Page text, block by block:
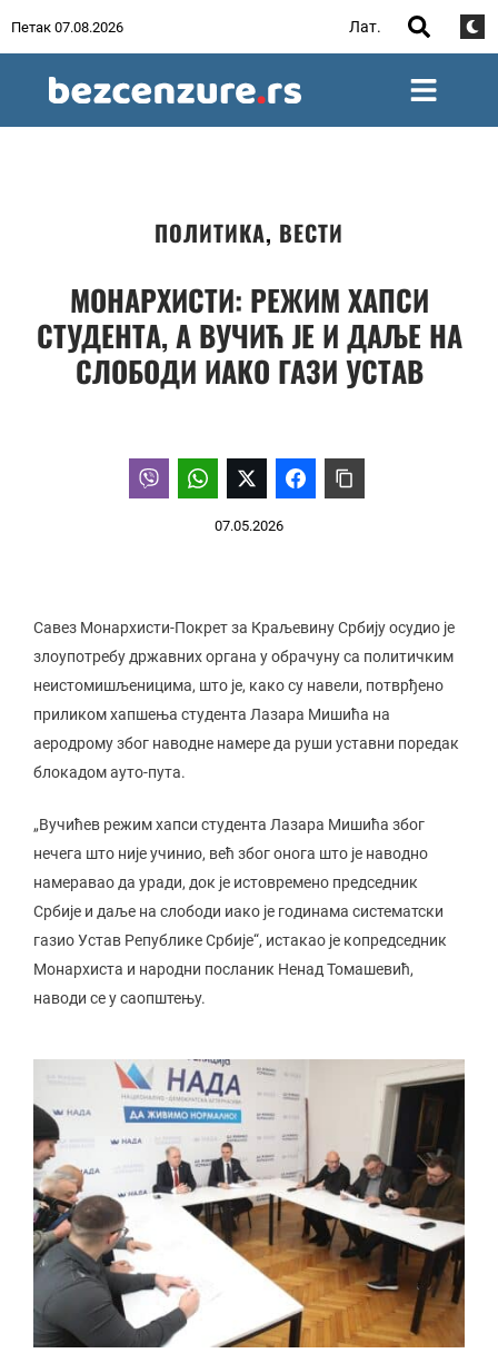
Петак 07.08.2026 Лат.
ПОЛИТИКА, ВЕСТИ
МОНАРХИСТИ: РЕЖИМ ХАПСИ
СТУДЕНТА, А ВУЧИЋ ЈЕ И ДАЉЕ НА
СЛОБОДИ ИАКО ГАЗИ УСТАВ
07.05.2026
Савез Монархисти-Покрет за Краљевину Србију осудио је
злоупотребу државних органа у обрачуну са политичким
неистомишљеницима, што је, како су навели, потврђено
приликом хапшења студента Лазара Мишића на
аеродрому због наводне намере да руши уставни поредак
блокадом ауто-пута.
„Вучићев режим хапси студента Лазара Мишића због
нечега што није учинио, већ због онога што је наводно
намеравао да уради, док је истовремено председник
Србије и даље на слободи иако је годинама систематски
газио Устав Републике Србије“, истакао је копредседник
Монархиста и народни посланик Ненад Томашевић,
наводи се у саопштењу.